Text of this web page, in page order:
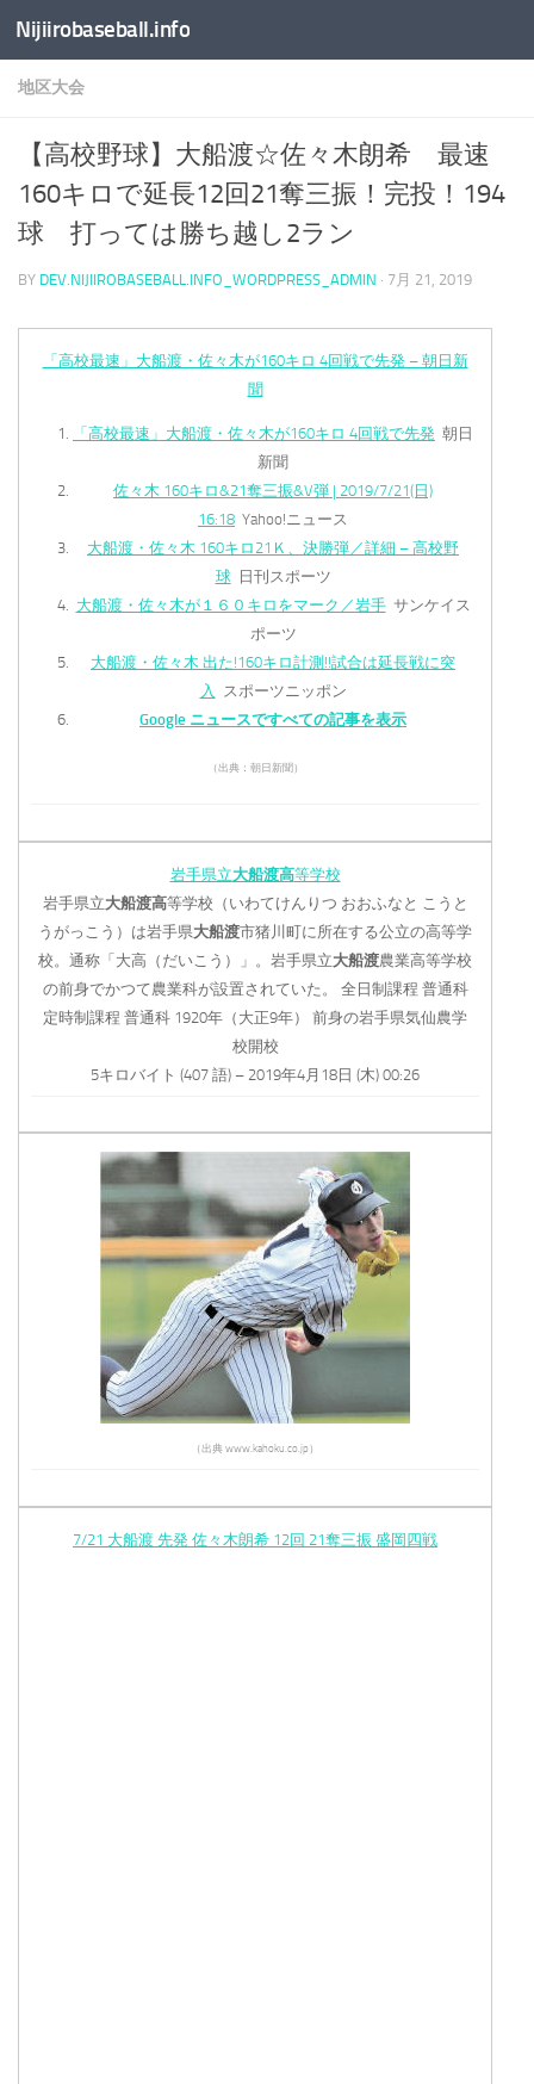
コンテンツへスキップ
Nijiirobaseball.info
地区大会
【高校野球】大船渡☆佐々木朗希 最速
160キロで延長12回21奪三振！完投！194
球 打っては勝ち越し2ラン
BY DEV.NIJIIROBASEBALL.INFO_WORDPRESS_ADMIN · 7月 21, 2019
「高校最速」大船渡・佐々木が160キロ 4回戦で先発 – 朝日新
聞
「高校最速」大船渡・佐々木が160キロ 4回戦で先発 朝日
新聞
佐々木 160キロ&21奪三振&V弾 | 2019/7/21(日)
16:18 Yahoo!ニュース
大船渡・佐々木 160キロ21Ｋ、決勝弾／詳細 – 高校野
球
日刊スポーツ
大船渡・佐々木が１６０キロをマーク／岩手 サンケイス
ポーツ
大船渡・佐々木 出た!160キロ計測!!試合は延長戦に突
入 スポーツニッポン
Google ニュースですべての記事を表示
（出典：朝日新聞）
岩手県立大船渡高等学校
岩手県立大船渡高等学校（いわてけんりつ おおふなと こうと
うがっこう）は岩手県大船渡市猪川町に所在する公立の高等学
校。通称「大高（だいこう）」。岩手県立大船渡農業高等学校
の前身でかつて農業科が設置されていた。 全日制課程 普通科
定時制課程 普通科 1920年（大正9年） 前身の岩手県気仙農学
校開校
5キロバイト (407 語) – 2019年4月18日 (木) 00:26
（出典 www.kahoku.co.jp）
7/21 大船渡 先発 佐々木朗希 12回 21奪三振 盛岡四戦